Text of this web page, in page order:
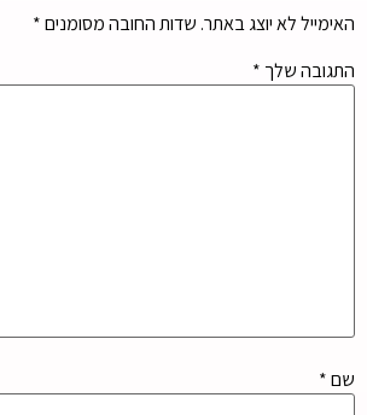
האימייל לא יוצג באתר. שדות החובה מסומנים*
התגובה שלך *
שם*